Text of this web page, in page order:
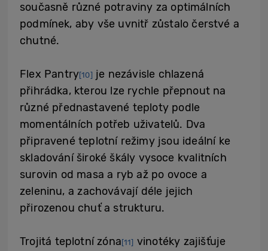
současně různé potraviny za optimálních
podmínek, aby vše uvnitř zůstalo čerstvé a
chutné.
Flex Pantry[10]je nezávisle chlazená
přihrádka, kterou lze rychle přepnout na
různé přednastavené teploty podle
momentálních potřeb uživatelů. Dva
připravené teplotní režimy jsou ideální ke
skladování široké škály vysoce kvalitních
surovin od masa a ryb až po ovoce a
zeleninu, a zachovávají déle jejich
přirozenou chuť a strukturu.
Trojitá teplotní zóna [11] vinotéky zajišťuje